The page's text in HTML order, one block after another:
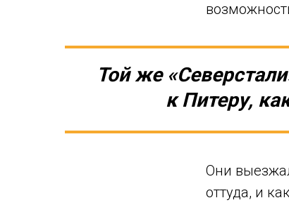
Той же
к Питеру,
Они
оттуда, и